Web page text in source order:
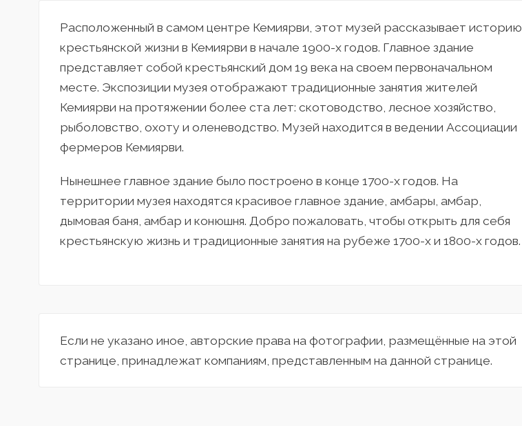
Расположенный в самом центре Кемиярви, этот музей рассказывает историю
крестьянской жизни в Кемиярви в начале 1900-х годов. Главное здание
представляет собой крестьянский дом 19 века на своем первоначальном
месте. Экспозиции музея отображают традиционные занятия жителей
Кемиярви на протяжении более ста лет: скотоводство, лесное хозяйство,
рыболовство, охоту и оленеводство. Музей находится в ведении Ассоциации
фермеров Кемиярви.
Нынешнее главное здание было построено в конце 1700-х годов. На
территории музея находятся красивое главное здание, амбары, амбар,
дымовая баня, амбар и конюшня. Добро пожаловать, чтобы открыть для себя
крестьянскую жизнь и традиционные занятия на рубеже 1700-х и 1800-х годов.
Если не указано иное, авторские права на фотографии, размещённые на этой
странице, принадлежат компаниям, представленным на данной странице.